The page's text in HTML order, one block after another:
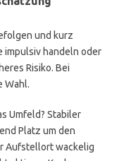
und kurz
impulsiv handeln oder
Risiko. Bei
Wahl.
Umfeld? Stabiler
Platz um den
Aufstellort wackelig